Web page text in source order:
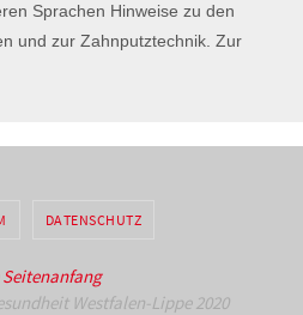
Sprachen Hinweise zu den
und zur Zahnputztechnik. Zur
DATENSCHUTZ
Westfalen-Lippe 2020